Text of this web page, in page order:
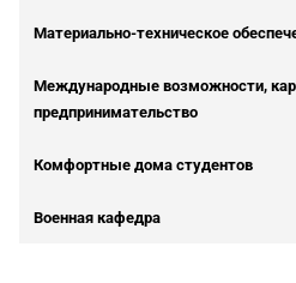
Материально-техническое
Международные возможности,
предпринимательство
Комфортные дома студентов
Военная кафедра